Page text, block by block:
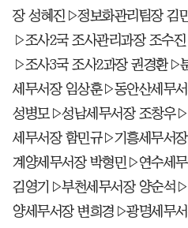
장 성혜진▷정보화관리팀장 김
▷조사2국 조사관리과장 조수
▷조사3국 조사2과장 권경환▷
세무서장 임상훈▷동안산세무
성병모▷성남세무서장 조창우
세무서장 함민규▷기흥세무서
계양세무서장 박형민▷연수세
김영기▷부천세무서장 양순석
양세무서장 변희경▷광명세무